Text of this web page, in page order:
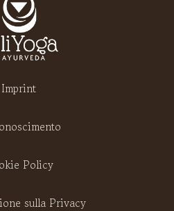
Imprint
Policy
sulla Privacy